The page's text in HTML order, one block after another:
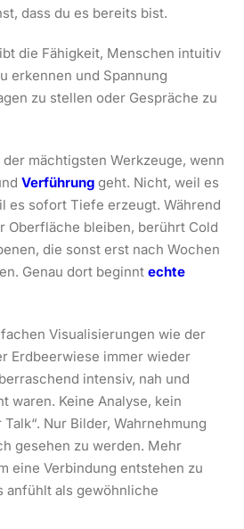
dass du es bereits bist.
die Fähigkeit, Menschen intuitiv
erkennen und Spannung
zu stellen oder Gespräche zu
mächtigsten Werkzeuge, wenn
Verführung geht. Nicht, weil es
es sofort Tiefe erzeugt. Während
Oberfläche bleiben, berührt Cold
die sonst erst nach Wochen
Genau dort beginnt echte
Visualisierungen wie der
Erdbeerwiese immer wieder
intensiv, nah und
waren. Keine Analyse, kein
Nur Bilder, Wahrnehmung
gesehen zu werden. Mehr
eine Verbindung entstehen zu
anfühlt als gewöhnliche